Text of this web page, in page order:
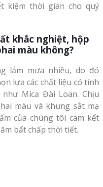
kiệm thời gian cho quý
khắc nghiệt, hộp
màu không?
lắm mưa nhiều, do đó
lựa các chất liệu có tính
Mica Đài Loan. Chịu
màu và khung sắt mạ
của chúng tôi cam kết
bất chấp thời tiết.